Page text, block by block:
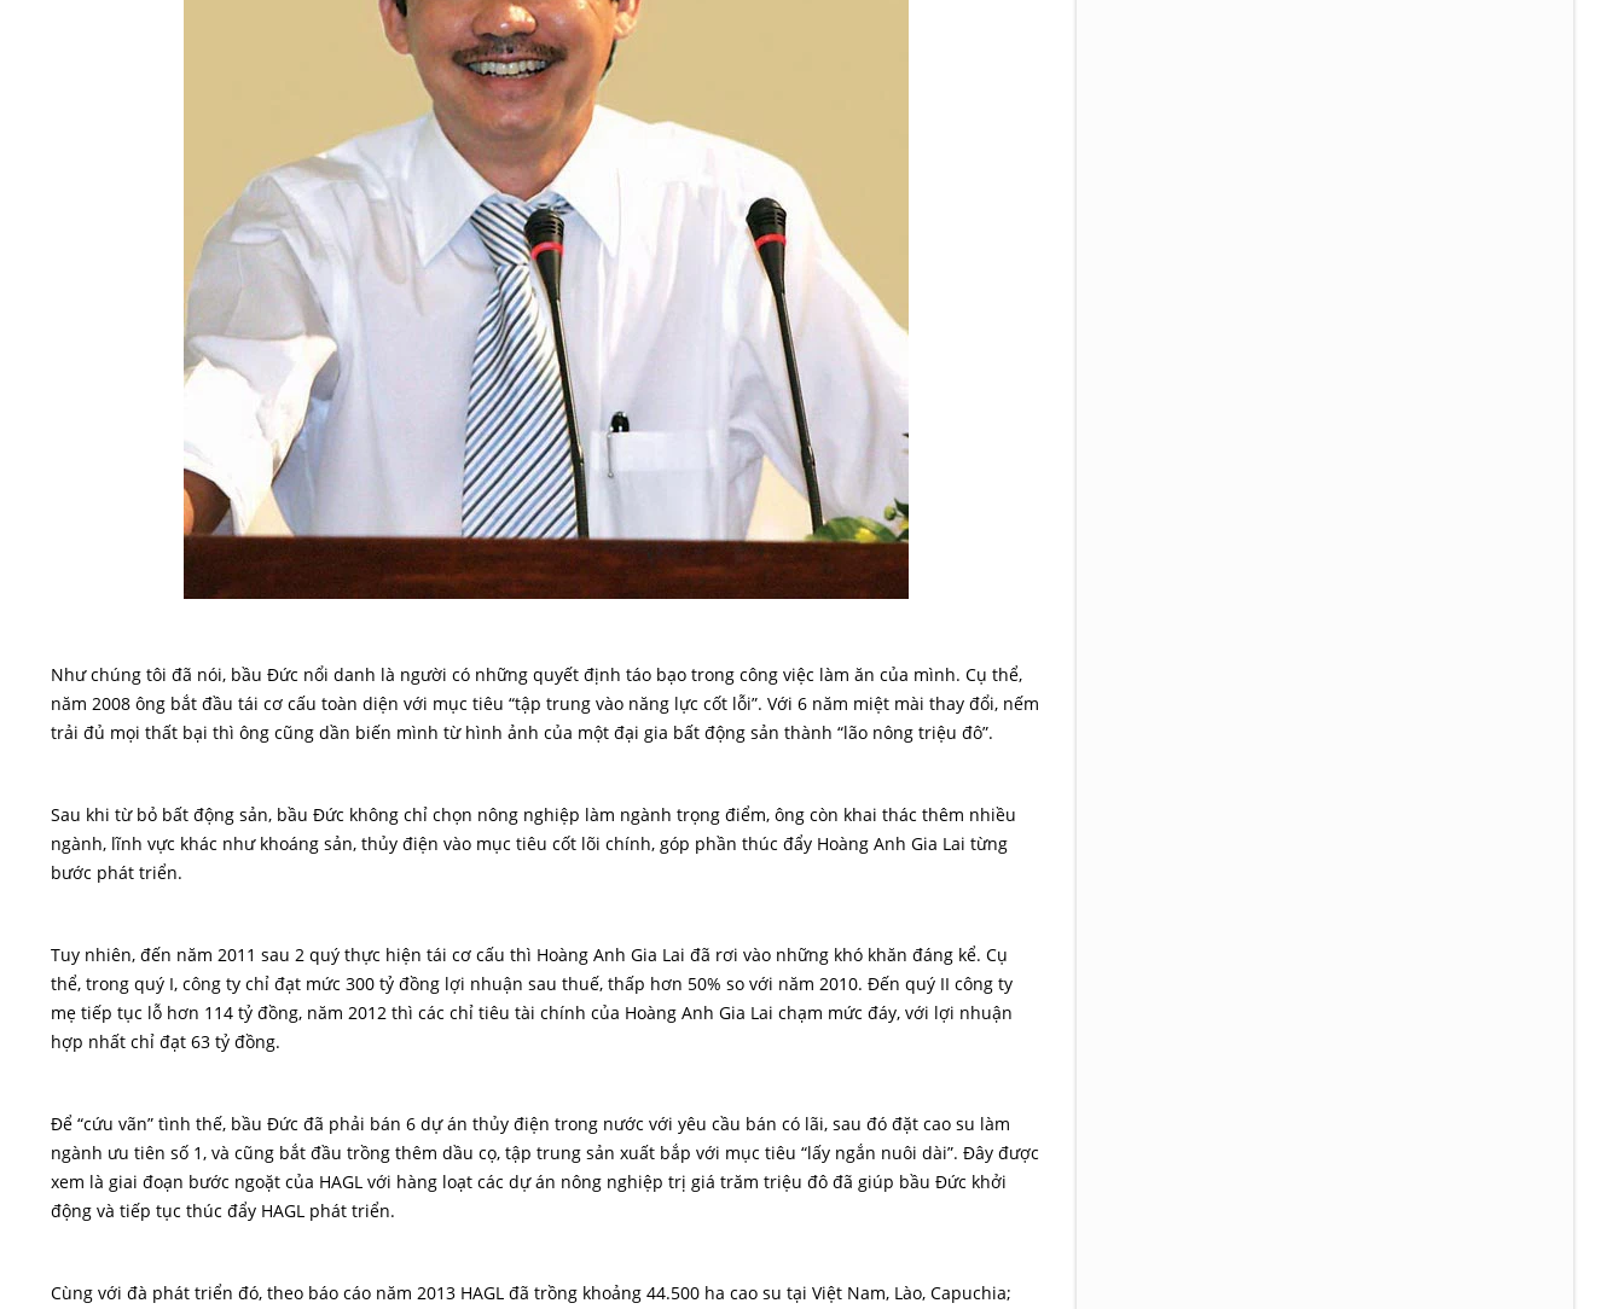
Như chúng tôi đã nói, bầu Đức nổi danh là người có những quyết định táo bạo trong công việc làm ăn của mình. Cụ thể,
năm 2008 ông bắt đầu tái cơ cấu toàn diện với mục tiêu “tập trung vào năng lực cốt lỗi”. Với 6 năm miệt mài thay đổi, nếm
trải đủ mọi thất bại thì ông cũng dần biến mình từ hình ảnh của một đại gia bất động sản thành “lão nông triệu đô”.
Sau khi từ bỏ bất động sản, bầu Đức không chỉ chọn nông nghiệp làm ngành trọng điểm, ông còn khai thác thêm nhiều
ngành, lĩnh vực khác như khoáng sản, thủy điện vào mục tiêu cốt lõi chính, góp phần thúc đẩy Hoàng Anh Gia Lai từng
bước phát triển.
Tuy nhiên, đến năm 2011 sau 2 quý thực hiện tái cơ cấu thì Hoàng Anh Gia Lai đã rơi vào những khó khăn đáng kể. Cụ
thể, trong quý I, công ty chỉ đạt mức 300 tỷ đồng lợi nhuận sau thuế, thấp hơn 50% so với năm 2010. Đến quý II công ty
mẹ tiếp tục lỗ hơn 114 tỷ đồng, năm 2012 thì các chỉ tiêu tài chính của Hoàng Anh Gia Lai chạm mức đáy, với lợi nhuận
hợp nhất chỉ đạt 63 tỷ đồng.
Để “cứu vãn” tình thế, bầu Đức đã phải bán 6 dự án thủy điện trong nước với yêu cầu bán có lãi, sau đó đặt cao su làm
ngành ưu tiên số 1, và cũng bắt đầu trồng thêm dầu cọ, tập trung sản xuất bắp với mục tiêu “lấy ngắn nuôi dài”. Đây được
xem là giai đoạn bước ngoặt của HAGL với hàng loạt các dự án nông nghiệp trị giá trăm triệu đô đã giúp bầu Đức khởi
động và tiếp tục thúc đẩy HAGL phát triển.
Cùng với đà phát triển đó, theo báo cáo năm 2013 HAGL đã trồng khoảng 44.500 ha cao su tại Việt Nam, Lào, Capuchia;